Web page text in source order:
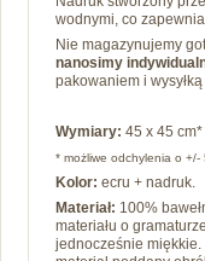
wodnymi, co zapewnia
Nie magazynujemy
nanosimy
pakowaniem i wysyłką
Wymiary: 45 x 45 cm*
* możliwe odchylenia o +/-
Kolor: ecru + nadruk.
Materiał: 100%
materiału o
jednocześnie miękkie.